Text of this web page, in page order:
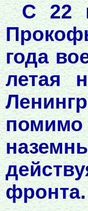
С 22
года
летая
фронта.